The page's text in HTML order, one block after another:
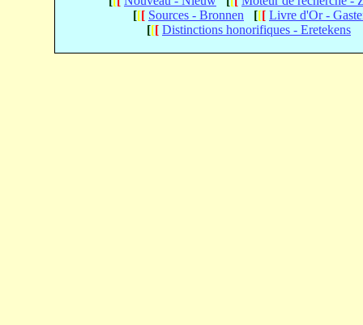
[[[ Sources - Bronnen [[[ Livre d'Or -
[[[ Distinctions honorifiques - Eretekens